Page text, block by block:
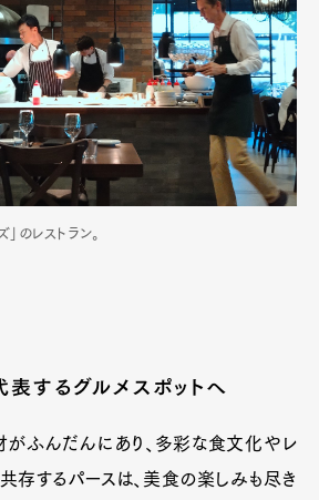
」のレストラン。
するグルメスポットへ
ふんだんにあり、多彩な食文化やレ
共存するパースは、美食の楽しみも尽き